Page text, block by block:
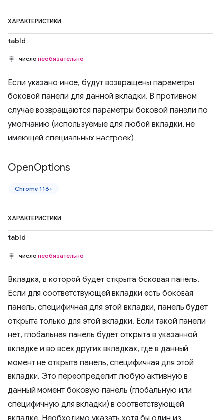
ХАРАКТЕРИСТИКИ
tabId
число необязательно
Если указано иное, будут возвращены параметры
боковой панели для данной вкладки. В противном
случае возвращаются параметры боковой панели по
умолчанию (используемые для любой вкладки, не
имеющей специальных настроек).
OpenOptions
Chrome 116+
ХАРАКТЕРИСТИКИ
tabId
число необязательно
Вкладка, в которой будет открыта боковая панель.
Если для соответствующей вкладки есть боковая
панель, специфичная для этой вкладки, панель будет
открыта только для этой вкладки. Если такой панели
нет, глобальная панель будет открыта в указанной
вкладке и во всех других вкладках, где в данный
момент не открыта панель, специфичная для этой
вкладки. Это переопределит любую активную в
данный момент боковую панель (глобальную или
специфичную для вкладки) в соответствующей
вкладке. Необходимо указать хотя бы один из